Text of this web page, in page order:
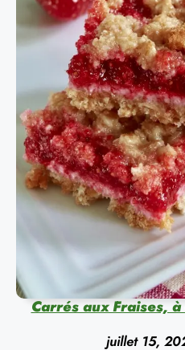
Carrés aux Fraises, à
juillet 15,